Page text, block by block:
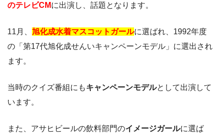
のテレビCMに出演し、話題となります。
11月、 旭化成水着マスコットガールに選ばれ、1992年度
の「第17代旭化成せんいキャンペーンモデル」に選出され
ます。
当時のクイズ番組にもキャンペーンモデルとして出演して
います。
また、アサヒビールの飲料部門のイメージガールに選ば